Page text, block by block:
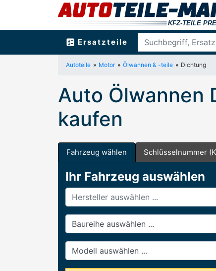
ballot Ersatzteile
Autoteile Motor Ölwannen & -teile Dichtung
Auto Ölwannen
kaufen
Fahrzeug wählen Schlüsselnummer
Ihr Fahrzeug auswählen
Hersteller
Baureihe
Modell